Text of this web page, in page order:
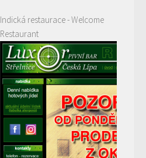
Indická restaurace - Welcome
Restaurant